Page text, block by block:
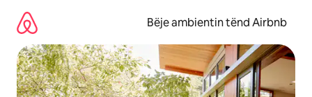
përmbajtja
Bëje ambientin tënd Airbnb